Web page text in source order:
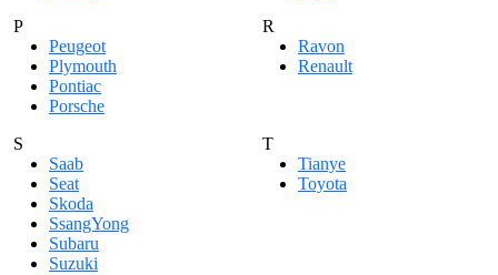
P
Peugeot
Plymouth
Pontiac
Porsche
R
Ravon
Renault
S
Saab
Seat
Skoda
SsangYong
Subaru
Suzuki
T
Tianye
Toyota